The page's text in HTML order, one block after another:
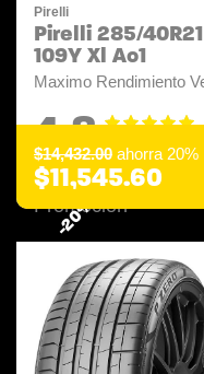
Pirelli
Pirelli 285/
109Y Xl Ao1
Maximo Rendimiento
4.8
-20%
$14,432.00 ahorra 20%
$11,545.60